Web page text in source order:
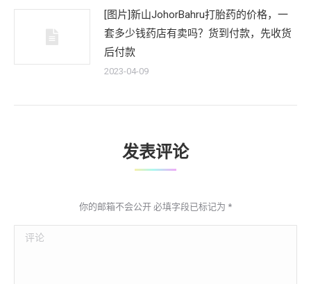
[图片]新山JohorBahru打胎药的价格，一
套多少钱药店有卖吗？货到付款，先收货
后付款
2023-04-09
发表评论
你的邮箱不会公开 必填字段已标记为 *
评论